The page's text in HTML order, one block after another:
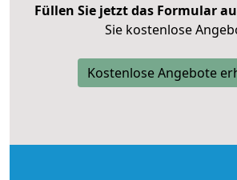
Füllen Sie jetzt das Formular
Sie kostenlose
Kostenlose Angebote